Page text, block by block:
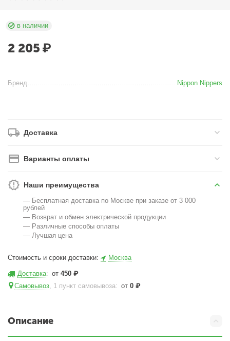
в наличии
2 205 ₽
Бренд Nippon Nippers
Доставка
Варианты оплаты
Наши преимущества
— Бесплатная доставка по Москве при заказе от 3 000
рублей
— Возврат и обмен электрической продукции
— Различные способы оплаты
— Лучшая цена
Стоимость и сроки доставки: Москва
Доставка: от450 ₽
Самовывоз, 1 пункт самовывоза: от0 ₽
Описание